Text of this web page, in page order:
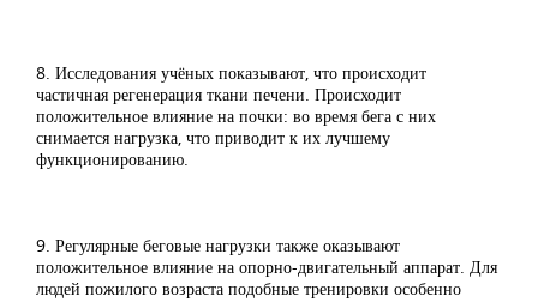
8. Исследования учёных показывают, что происходит
частичная регенерация ткани печени. Происходит
положительное влияние на почки: во время бега с них
снимается нагрузка, что приводит к их лучшему
функционированию.
9. Регулярные беговые нагрузки также оказывают
положительное влияние на опорно-двигательный аппарат. Для
людей пожилого возраста подобные тренировки особенно